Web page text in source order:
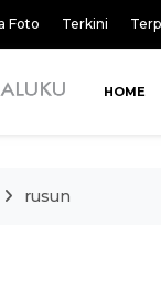
Foto Terkini
HOME
rusun